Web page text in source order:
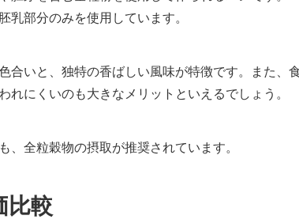
乳部分のみを使用しています。
合いと、独特の香ばしい風味が特徴です。また、
れにくいのも大きなメリットといえるでしょう。
、全粒穀物の摂取が推奨されています。
比較